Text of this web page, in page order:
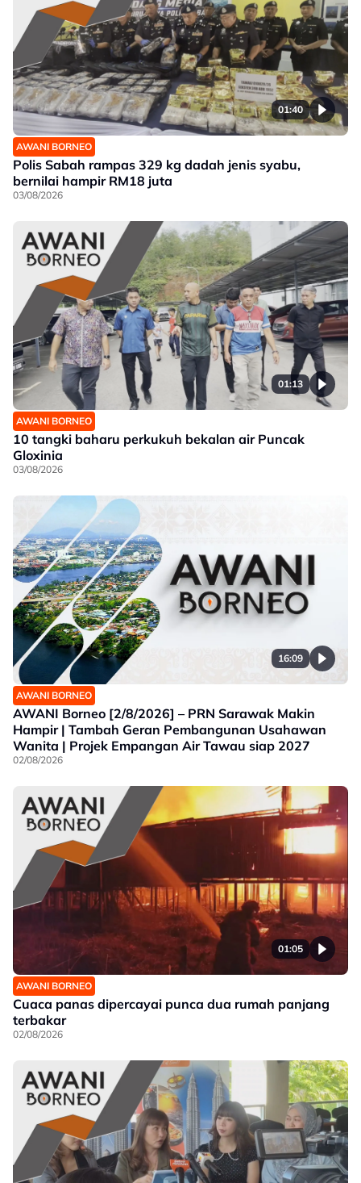
01:40
AWANI BORNEO
Polis Sabah rampas 329 kg dadah jenis syabu,
bernilai hampir RM18 juta
03/08/2026
01:13
AWANI BORNEO
10 tangki baharu perkukuh bekalan air Puncak
Gloxinia
03/08/2026
16:09
AWANI BORNEO
AWANI Borneo [2/8/2026] – PRN Sarawak Makin
Hampir | Tambah Geran Pembangunan Usahawan
Wanita | Projek Empangan Air Tawau siap 2027
02/08/2026
01:05
AWANI BORNEO
Cuaca panas dipercayai punca dua rumah panjang
terbakar
02/08/2026